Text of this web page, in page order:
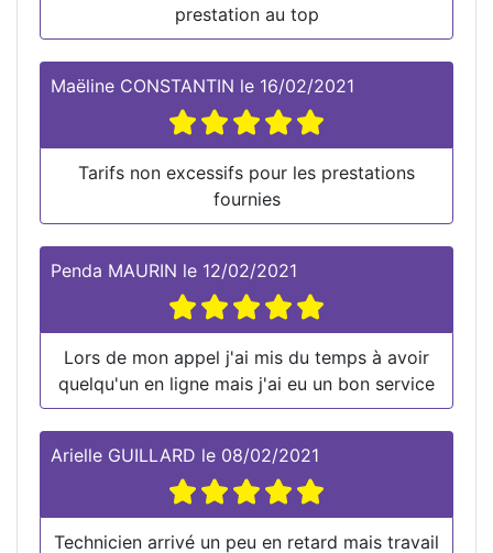
prestation au top
Maëline CONSTANTIN le 16/02/2021
Tarifs non excessifs pour les prestations
fournies
Penda MAURIN le 12/02/2021
Lors de mon appel j'ai mis du temps à avoir
quelqu'un en ligne mais j'ai eu un bon service
Arielle GUILLARD le 08/02/2021
Technicien arrivé un peu en retard mais travail